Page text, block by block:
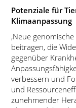
Potenziale für
Klimaanpassung
‚Neue
beitragen, die
gegenüber
verbessern und
und
zunehmender